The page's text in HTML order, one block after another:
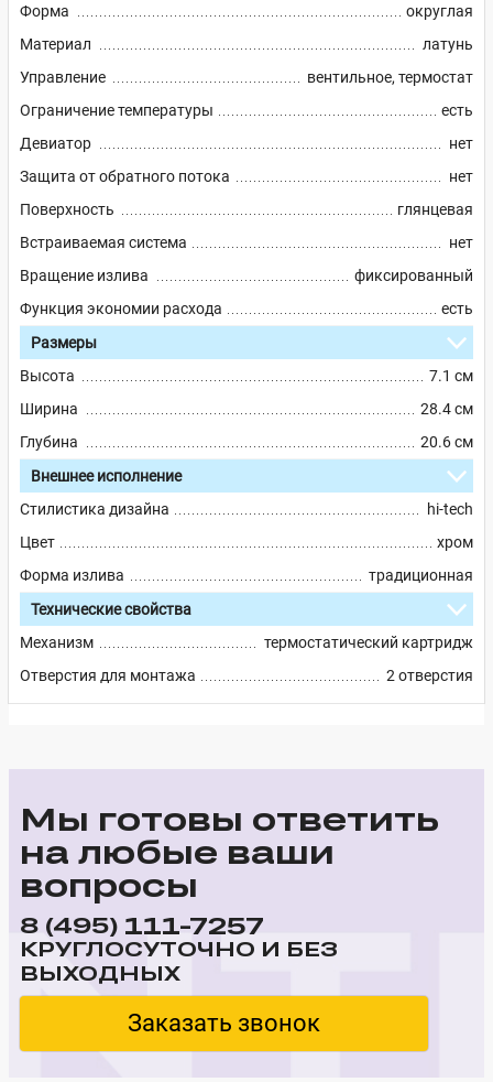
Форма
округлая
Материал
латунь
Управление
вентильное, термостат
Ограничение температуры
есть
Девиатор
нет
Защита от обратного потока
нет
Поверхность
глянцевая
Встраиваемая система
нет
Вращение излива
фиксированный
Функция экономии расхода
есть
Размеры
Высота
7.1 см
Ширина
28.4 см
Глубина
20.6 см
Внешнее исполнение
Стилистика дизайна
hi-tech
Цвет
хром
Форма излива
традиционная
Технические свойства
Механизм
термостатический картридж
Отверстия для монтажа
2 отверстия
Мы готовы ответить
на любые ваши
вопросы
8 (495) 111-7257
КРУГЛОСУТОЧНО И БЕЗ
ВЫХОДНЫХ
Заказать звонок